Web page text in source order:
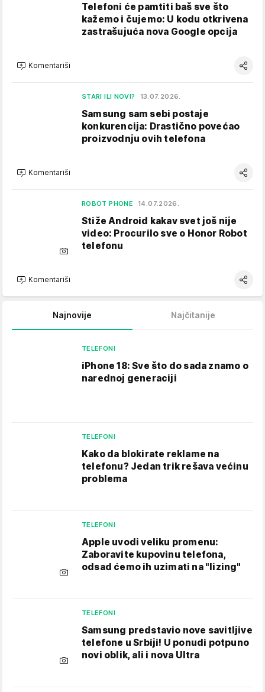
Telefoni će pamtiti baš sve što
kažemo i čujemo: U kodu otkrivena
zastrašujuća nova Google opcija
Komentariši
STARI ILI NOVI? 13.07.2026.
Samsung sam sebi postaje
konkurencija: Drastično povećao
proizvodnju ovih telefona
Komentariši
ROBOT PHONE 14.07.2026.
Stiže Android kakav svet još nije
video: Procurilo sve o Honor Robot
telefonu
Komentariši
Najnovije Najčitanije
TELEFONI
iPhone 18: Sve što do sada znamo o
narednoj generaciji
TELEFONI
Kako da blokirate reklame na
telefonu​? Jedan trik rešava većinu
problema
TELEFONI
Apple uvodi veliku promenu:
Zaboravite kupovinu telefona,
odsad ćemo ih uzimati na "lizing"
TELEFONI
Samsung predstavio nove savitljive
telefone u Srbiji! U ponudi potpuno
novi oblik, ali i nova Ultra